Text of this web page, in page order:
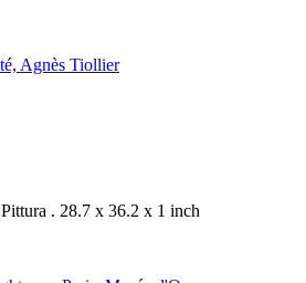
Pittura . 28.7 x 36.2 x 1 inch